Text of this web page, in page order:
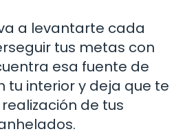
a levantarte cada
tus metas con
esa fuente de
tu interior y deja que te
de tus